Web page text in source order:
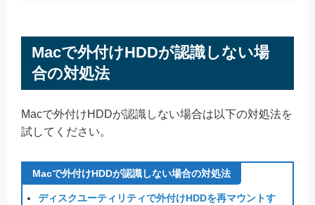
Macで外付けHDDが認識しない場
合の対処法
Macで外付けHDDが認識しない場合は以下の対処法を
試してください。
Macで外付けHDDが認識しない場合の対処法
ディスクユーティリティで外付けHDDを再マウントす